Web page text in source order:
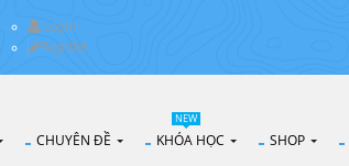
Login
Register
CHUYÊN ĐỀ KHÓA HỌC
NEW
SHOP